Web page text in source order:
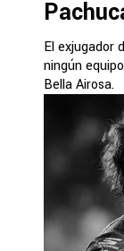
El exjugador
ningún
Bella Airosa.